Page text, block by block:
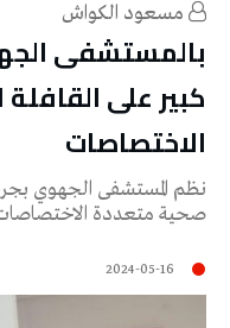
مسعود الكواش
بالمستشفى
كبير على
الاختصاصات
صحية متعددة
2024-05-16